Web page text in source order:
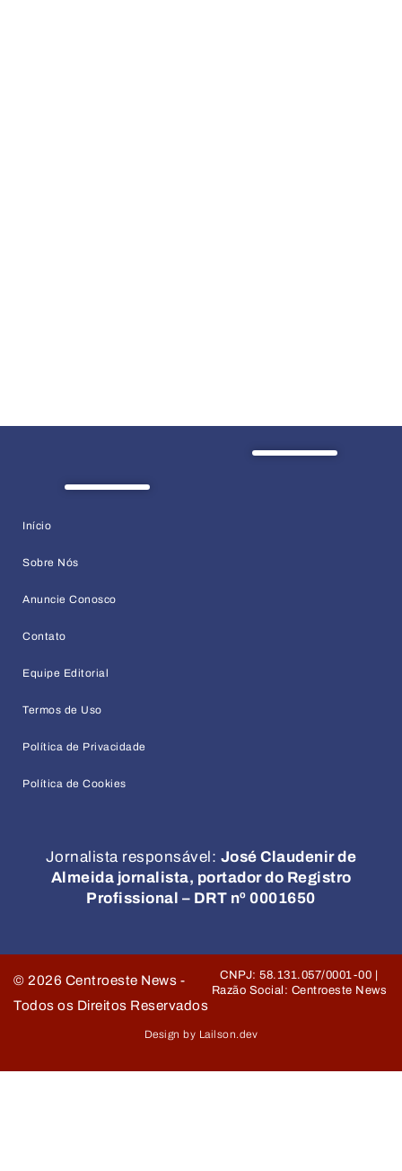
Início
Sobre Nós
Anuncie Conosco
Contato
Equipe Editorial
Termos de Uso
Política de Privacidade
Política de Cookies
Jornalista responsável: José Claudenir de
Almeida jornalista, portador do Registro
Profissional – DRT nº 0001650
© 2026 Centroeste News -
Todos os Direitos Reservados
CNPJ: 58.131.057/0001-00 |
Razão Social: Centroeste News
Design by Lailson.dev